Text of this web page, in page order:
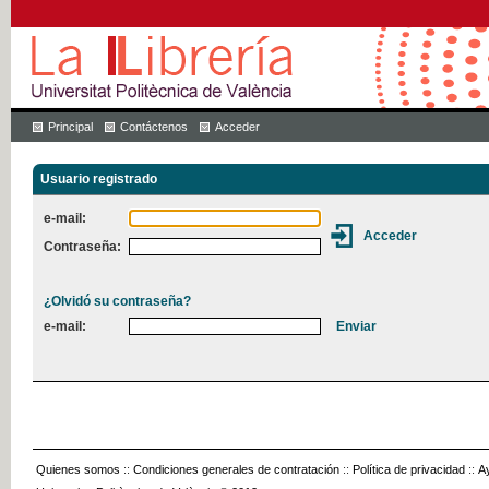
Principal Contáctenos Acceder
Usuario registrado
e-mail:
Contraseña:
¿Olvidó su contraseña?
e-mail:
Quienes somos :: Condiciones generales de contratación :: Política de privacidad ::